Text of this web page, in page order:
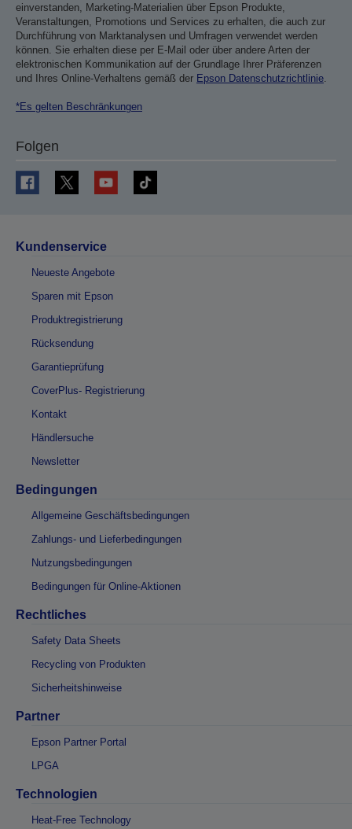
einverstanden, Marketing-Materialien über Epson Produkte,
Veranstaltungen, Promotions und Services zu erhalten, die auch zur
Durchführung von Marktanalysen und Umfragen verwendet werden
können. Sie erhalten diese per E-Mail oder über andere Arten der
elektronischen Kommunikation auf der Grundlage Ihrer Präferenzen
und Ihres Online-Verhaltens gemäß der Epson Datenschutzrichtlinie
*Es gelten Beschränkungen
Folgen
Kundenservice
Neueste Angebote
Sparen mit Epson
Produktregistrierung
Rücksendung
Garantieprüfung
CoverPlus- Registrierung
Kontakt
Händlersuche
Newsletter
Bedingungen
Allgemeine Geschäftsbedingungen
Zahlungs- und Lieferbedingungen
Nutzungsbedingungen
Bedingungen für Online-Aktionen
Rechtliches
Safety Data Sheets
Recycling von Produkten
Sicherheitshinweise
Partner
Epson Partner Portal
LPGA
Technologien
Heat-Free Technology